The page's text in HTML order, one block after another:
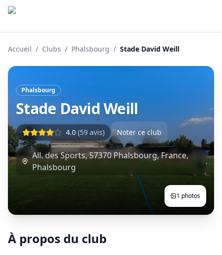
Accueil / Clubs / Phalsbourg / Stade David Weill
Phalsbourg
Stade David Weill
4.0 (59 avis) Noter ce club
All. des Sports, 57370 Phalsbourg, France,
Phalsbourg
1 photos
À propos du club